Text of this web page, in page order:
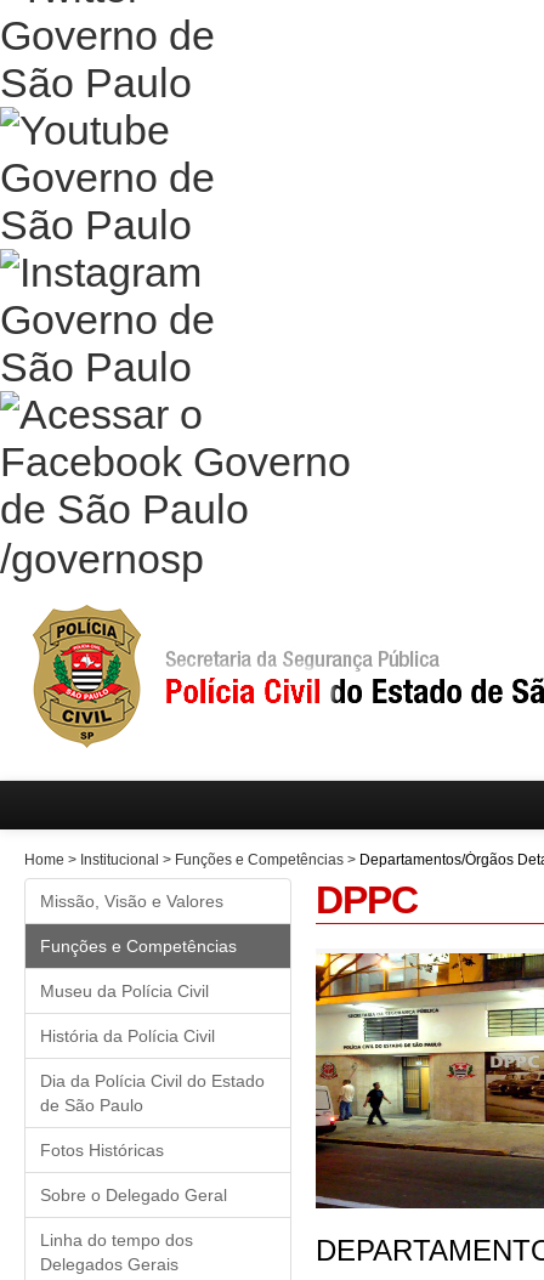
/governosp
Home > Institucional > Funções e Competências > Departamentos/Órgãos
Missão, Visão e Valores
Funções e Competências
Museu da Polícia Civil
História da Polícia Civil
Dia da Polícia Civil do Estado
de São Paulo
Fotos Históricas
Sobre o Delegado Geral
Linha do tempo dos
Delegados Gerais
DPPC